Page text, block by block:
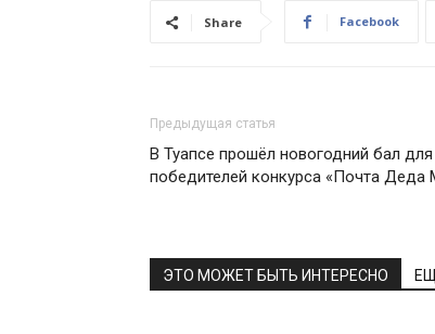
Share Facebook
Предыдущая статья
В Туапсе прошёл новогодний бал для
победителей конкурса «Почта Деда
ЭТО МОЖЕТ БЫТЬ ИНТЕРЕСНО